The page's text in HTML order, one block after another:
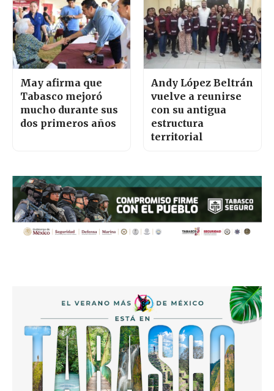
May afirma que
Tabasco mejoró
mucho durante sus
dos primeros años
Andy López Beltrán
vuelve a reunirse
con su antigua
estructura
territorial